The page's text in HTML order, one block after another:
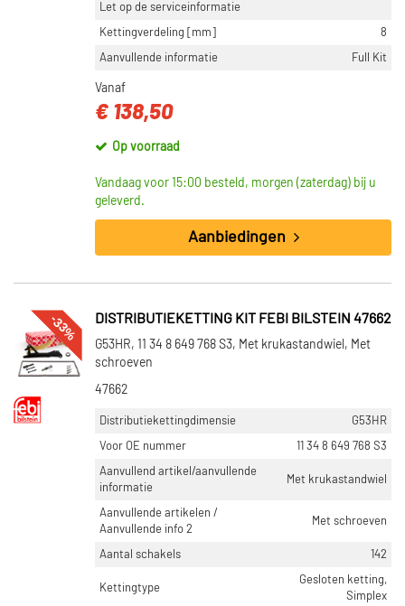
Let op de serviceinformatie
Kettingverdeling [mm]
8
Aanvullende informatie
Full Kit
Vanaf
€ 138,50
Op voorraad
Vandaag voor 15:00 besteld, morgen (zaterdag) bij u
geleverd.
Aanbiedingen
-33% DISTRIBUTIEKETTING KIT FEBI BILSTEIN 47662
G53HR, 11 34 8 649 768 S3, Met krukastandwiel, Met
schroeven
47662
Distributiekettingdimensie
G53HR
Voor OE nummer
11 34 8 649 768 S3
Aanvullend artikel/aanvullende
informatie
Met krukastandwiel
Aanvullende artikelen /
Aanvullende info 2
Met schroeven
Aantal schakels 142
Kettingtype
Gesloten ketting,
Simplex